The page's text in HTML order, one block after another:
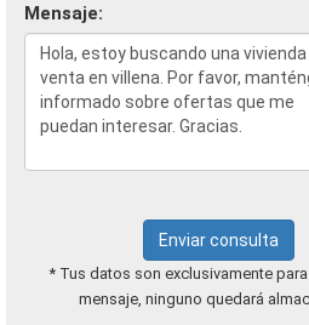
Mensaje:
Enviar consulta
* Tus datos son exclusivamente
mensaje, ninguno quedará